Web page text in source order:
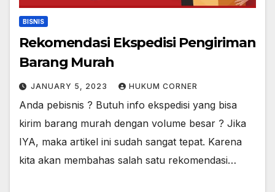
BISNIS
Rekomendasi Ekspedisi Pengiriman
Barang Murah
JANUARY 5, 2023 HUKUM CORNER
Anda pebisnis ? Butuh info ekspedisi yang bisa
kirim barang murah dengan volume besar ? Jika
IYA, maka artikel ini sudah sangat tepat. Karena
kita akan membahas salah satu rekomendasi…